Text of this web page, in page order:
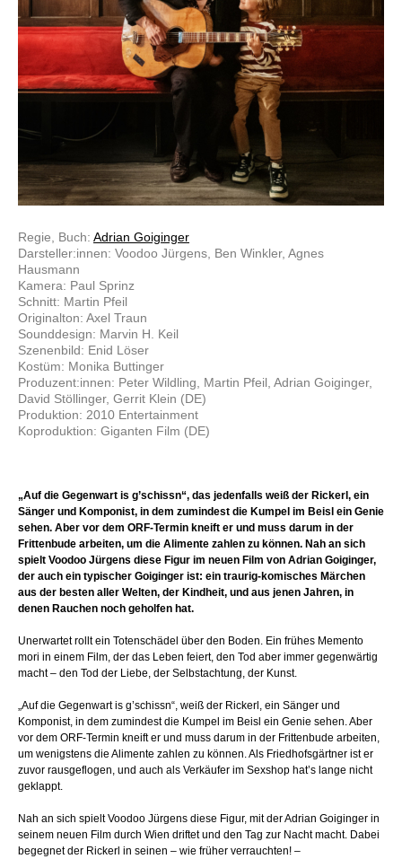
Regie, Buch: Adrian Goiginger
Darsteller:innen: Voodoo Jürgens, Ben Winkler, Agnes
Hausmann
Kamera: Paul Sprinz
Schnitt: Martin Pfeil
Originalton: Axel Traun
Sounddesign: Marvin H. Keil
Szenenbild: Enid Löser
Kostüm: Monika Buttinger
Produzent:innen: Peter Wildling, Martin Pfeil, Adrian Goiginger,
David Stöllinger, Gerrit Klein (DE)
Produktion: 2010 Entertainment
Koproduktion: Giganten Film (DE)
„Auf die Gegenwart is g’schissn“, das jedenfalls weiß der Rickerl, ein
Sänger und Komponist, in dem zumindest die Kumpel im Beisl ein Genie
sehen. Aber vor dem ORF-Termin kneift er und muss darum in der
Frittenbude arbeiten, um die Alimente zahlen zu können. Nah an sich
spielt Voodoo Jürgens diese Figur im neuen Film von Adrian Goiginger,
der auch ein typischer Goiginger ist: ein traurig-komisches Märchen
aus der besten aller Welten, der Kindheit, und aus jenen Jahren, in
denen Rauchen noch geholfen hat.
Unerwartet rollt ein Totenschädel über den Boden. Ein frühes Memento
mori in einem Film, der das Leben feiert, den Tod aber immer gegenwärtig
macht – den Tod der Liebe, der Selbstachtung, der Kunst.
„Auf die Gegenwart is g’schissn“, weiß der Rickerl, ein Sänger und
Komponist, in dem zumindest die Kumpel im Beisl ein Genie sehen. Aber
vor dem ORF-Termin kneift er und muss darum in der Frittenbude arbeiten,
um wenigstens die Alimente zahlen zu können. Als Friedhofsgärtner ist er
zuvor rausgeflogen, und auch als Verkäufer im Sexshop hat’s lange nicht
geklappt.
Nah an sich spielt Voodoo Jürgens diese Figur, mit der Adrian Goiginger in
seinem neuen Film durch Wien driftet und den Tag zur Nacht macht. Dabei
begegnet der Rickerl in seinen – wie früher verrauchten! –